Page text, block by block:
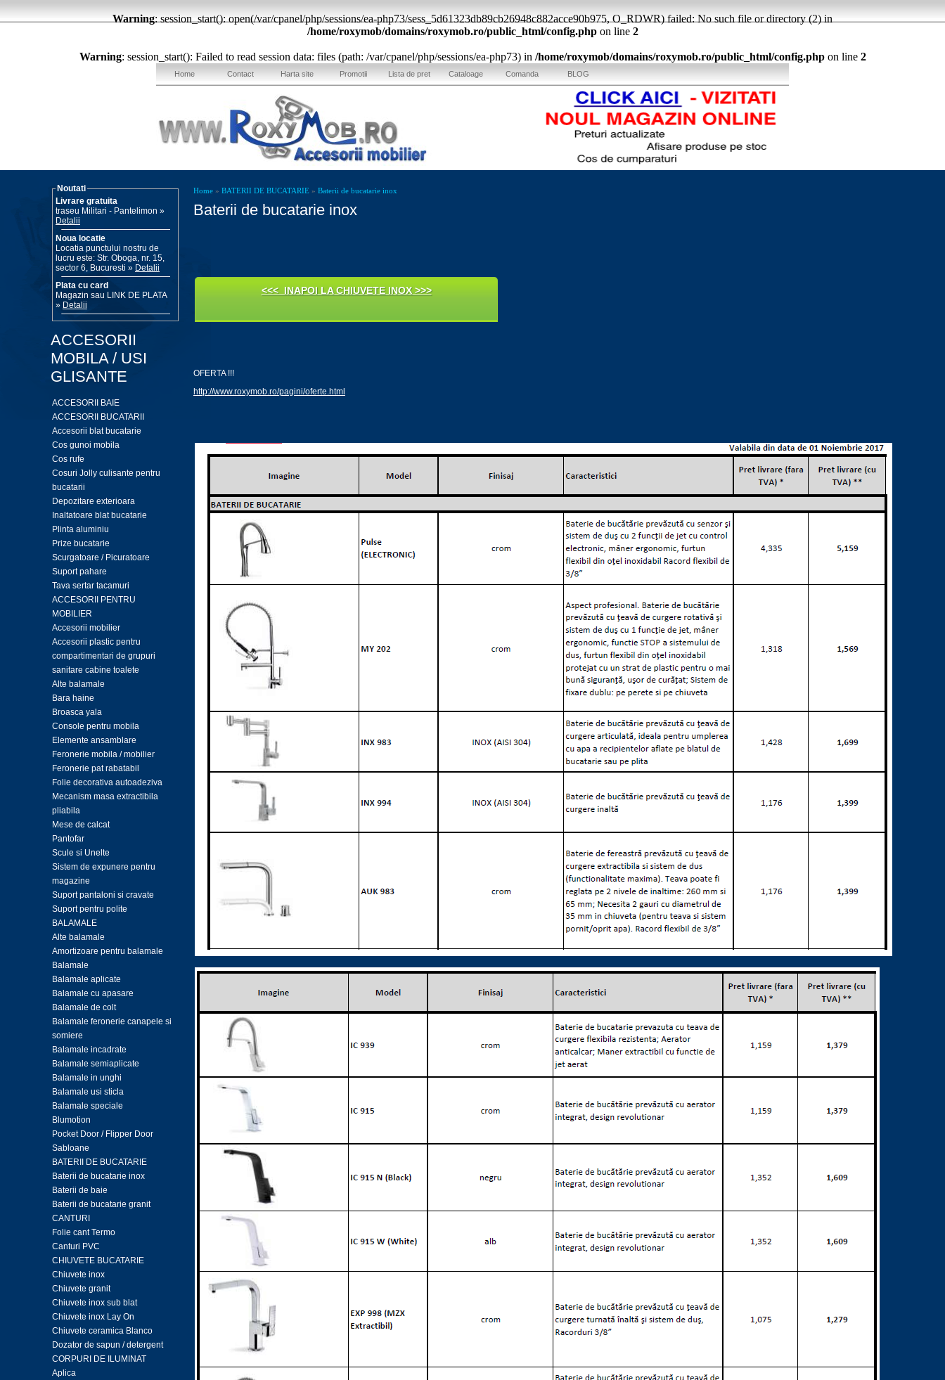
Warning: session_start(): open(/var/cpanel/php/sessions/ea-php73/sess_5d61323db89cb26948c882acce90b975, O_RDWR) failed: No such file or directory (2) in
/home/roxymob/domains/roxymob.ro/public_html/config.phpon line 2
Warning: session_start(): Failed to read session data: files (path: /var/cpanel/php/sessions/ea-php73) in /home/roxymob/domains/roxymob.ro/public_html/config.phpon line 2
Home Contact Harta site Promotii Lista de pret Cataloage Comanda BLOG
Noutati
Livrare gratuita
traseu Militari - Pantelimon »
Detalii
Noua locatie
Locatia punctului nostru de
lucru este: Str. Oboga, nr. 15,
sector 6, Bucuresti » Detalii
Plata cu card
Magazin sau LINK DE PLATA
» Detalii
ACCESORII
MOBILA / USI
GLISANTE
ACCESORII BAIE
ACCESORII BUCATARII
Accesorii blat bucatarie
Cos gunoi mobila
Cos rufe
Cosuri Jolly culisante pentru
bucatarii
Depozitare exterioara
Inaltatoare blat bucatarie
Plinta aluminiu
Prize bucatarie
Scurgatoare / Picuratoare
Suport pahare
Tava sertar tacamuri
ACCESORII PENTRU
MOBILIER
Accesorii mobilier
Accesorii plastic pentru
compartimentari de grupuri
sanitare cabine toalete
Alte balamale
Bara haine
Broasca yala
Console pentru mobila
Elemente ansamblare
Feronerie mobila / mobilier
Feronerie pat rabatabil
Folie decorativa autoadeziva
Mecanism masa extractibila
pliabila
Mese de calcat
Pantofar
Scule si Unelte
Sistem de expunere pentru
magazine
Suport pantaloni si cravate
Suport pentru polite
BALAMALE
Alte balamale
Amortizoare pentru balamale
Balamale
Balamale aplicate
Balamale cu apasare
Balamale de colt
Balamale feronerie canapele si
somiere
Balamale incadrate
Balamale semiaplicate
Balamale in unghi
Balamale usi sticla
Balamale speciale
Blumotion
Pocket Door / Flipper Door
Sabloane
BATERII DE BUCATARIE
Baterii de bucatarie inox
Baterii de baie
Baterii de bucatarie granit
CANTURI
Folie cant Termo
Canturi PVC
CHIUVETE BUCATARIE
Chiuvete inox
Chiuvete granit
Chiuvete inox sub blat
Chiuvete inox Lay On
Chiuvete ceramica Blanco
Dozator de sapun / detergent
CORPURI DE ILUMINAT
Aplica
Home » BATERII DE BUCATARIE » Baterii de bucatarie inox
Baterii de bucatarie inox
<<< INAPOI LA CHIUVETE INOX >>>
OFERTA !!!
http://www.roxymob.ro/pagini/oferte.html